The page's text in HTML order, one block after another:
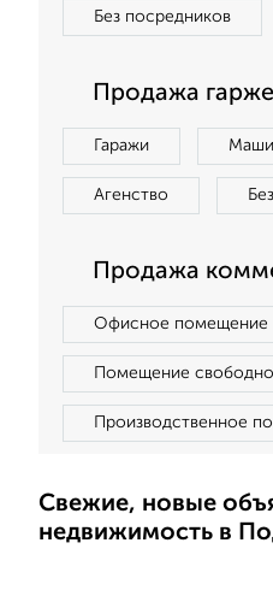
Без посредников
Продажа
Гаражи
Агенство
Продажа
Офисное помещение
Помещение
Производственное
Свежие, новые
недвижимость в